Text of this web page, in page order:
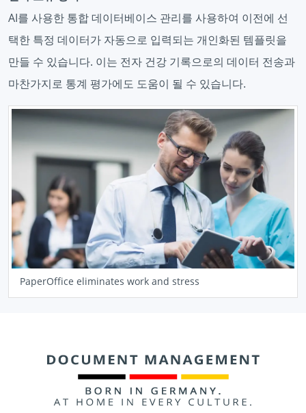
AI를 사용한 통합 데이터베이스 관리를 사용하여 이전에 선
택한 특정 데이터가 자동으로 입력되는 개인화된 템플릿을
만들 수 있습니다. 이는 전자 건강 기록으로의 데이터 전송과
마찬가지로 통계 평가에도 도움이 될 수 있습니다.
PaperOffice eliminates work and stress